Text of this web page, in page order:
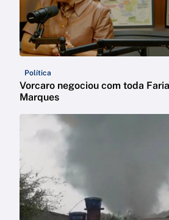
Política
Vorcaro negociou com toda
Marques